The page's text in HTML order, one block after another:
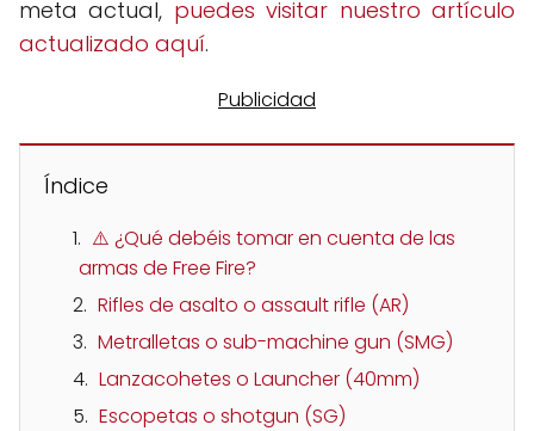
meta actual, puedes visitar nuestro artículo
actualizado aquí.
Índice
⚠️ ¿Qué debéis tomar en cuenta de las
armas de Free Fire?
Rifles de asalto o assault rifle (AR)
Metralletas o sub-machine gun (SMG)
Lanzacohetes o Launcher (40mm)
Escopetas o shotgun (SG)